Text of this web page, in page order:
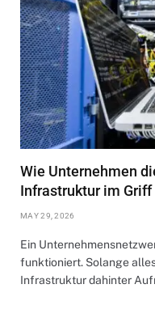
Wie Unternehmen
Infrastruktur im
MAY 29, 2026
Ein
funktioniert. Solange
Infrastruktur dahinter